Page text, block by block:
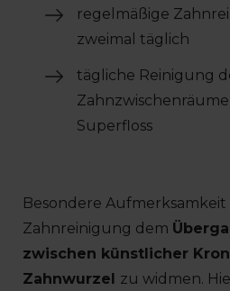
regelmäßige
zweimal täglich
tägliche Reinigung
Superfloss
Besondere Aufmerksamkeit
Zahnreinigung dem
zwischen künstlicher
Zahnwurzel zu widmen.